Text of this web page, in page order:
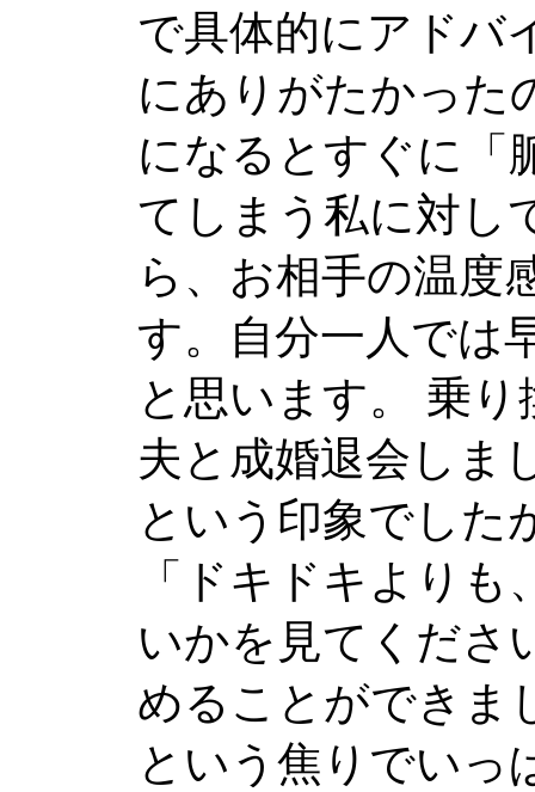
で具体的にアドバ
にありがたかった
になるとすぐに「
てしまう私に対し
ら、お相手の温度
す。自分一人では
と思います。 乗
夫と成婚退会しま
という印象でした
「ドキドキより
いかを見てくださ
めることができま
という焦りでいっ